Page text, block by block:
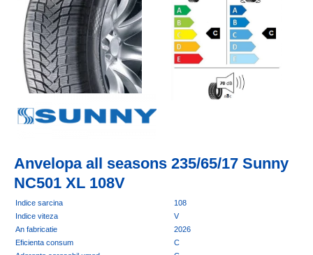
Anvelopa all seasons 235/65/17 Sunny
NC501 XL 108V
Indice sarcina
108
Indice viteza
V
An fabricatie
2026
Eficienta consum
C